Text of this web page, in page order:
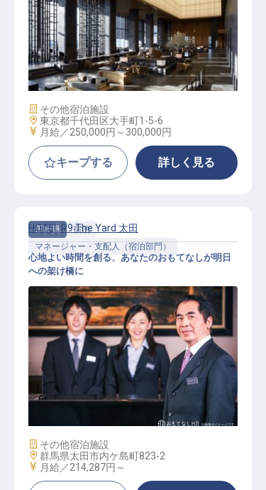
フロントレセプションエージェント
施設業態
その他宿泊施設
勤務地
東京都千代田区大手町1-5-6
給与
月給／250,000円～ 300,000円
キープする 詳しく見る
正社員
宿泊
マネージャー・支配人（宿泊部門）
【HOTEL R9 The Yard 太田】運営マ
ネージャー
HOTEL R9 The Yard 太田
心地よい時間を創る、あなたのおもてなしが明日
への架け橋に
施設業態
その他宿泊施設
勤務地
群馬県太田市内ケ島町823-2
給与
月給／214,287円～